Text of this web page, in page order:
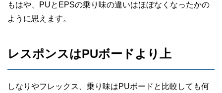
もはや、PUとEPSの乗り味の違いはほぼなくなったかの
ように思えます。
レスポンスはPUボードより上
しなりやフレックス、乗り味はPUボードと比較しても何